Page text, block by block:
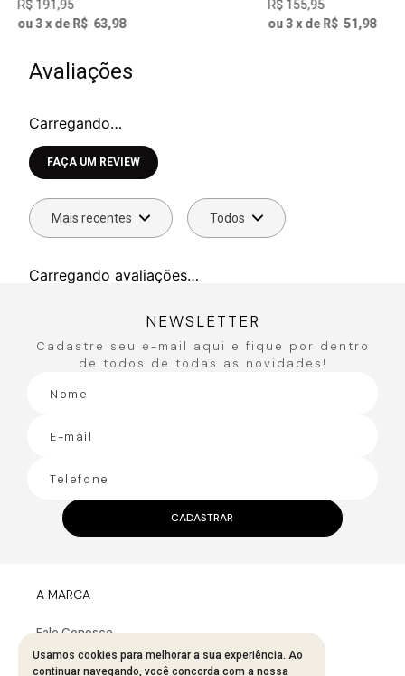
R$ 191,95
ou3x de R$ 63,98
R$ 155,95
ou 3 x de R$ 51,98
Avaliações
Carregando…
Faça login para escrever uma avaliação.
Mais recentes Todos
Carregando avaliações…
Usamos cookies para melhorar a sua experiência. Ao
continuar navegando, você concorda com a nossa
NEWSLETTER
Cadastre seu e-mail aqui e fique por dentro
de todos de todas as novidades!
CADASTRAR
A MARCA
Fale Conosco
Sobre A Bana Bana